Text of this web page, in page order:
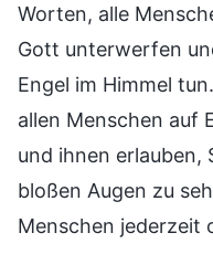
Worten, alle
Gott unterwerfen
Engel im Himmel
allen Menschen auf
und ihnen erlauben,
bloßen Augen zu
Menschen jederzeit